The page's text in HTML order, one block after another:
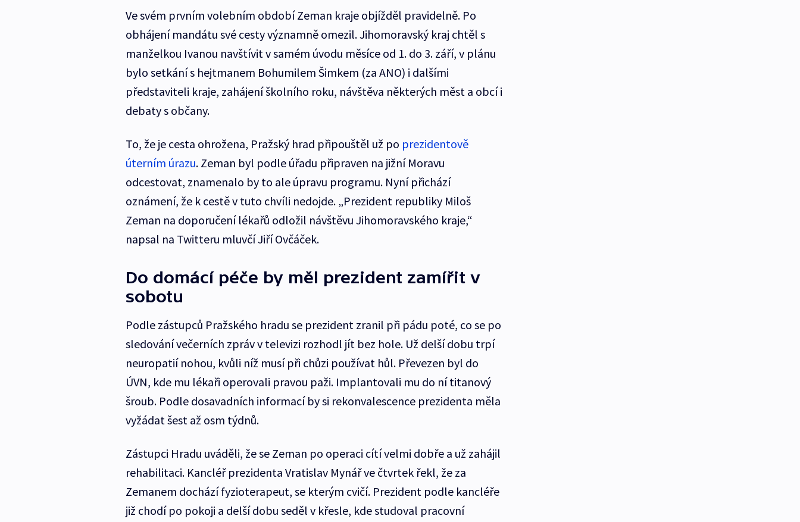
Ve svém prvním volebním období Zeman kraje objížděl pravidelně. Po
obhájení mandátu své cesty významně omezil. Jihomoravský kraj chtěl s
manželkou Ivanou navštívit v samém úvodu měsíce od 1. do 3. září, v plánu
bylo setkání s hejtmanem Bohumilem Šimkem (za ANO) i dalšími
představiteli kraje, zahájení školního roku, návštěva některých měst a obcí i
debaty s občany.
To, že je cesta ohrožena, Pražský hrad připouštěl už po prezidentově
úterním úrazu. Zeman byl podle úřadu připraven na jižní Moravu
odcestovat, znamenalo by to ale úpravu programu. Nyní přichází
oznámení, že k cestě v tuto chvíli nedojde. „Prezident republiky Miloš
Zeman na doporučení lékařů odložil návštěvu Jihomoravského kraje,“
napsal na Twitteru mluvčí Jiří Ovčáček.
Do domácí péče by měl prezident zamířit v
sobotu
Podle zástupců Pražského hradu se prezident zranil při pádu poté, co se po
sledování večerních zpráv v televizi rozhodl jít bez hole. Už delší dobu trpí
neuropatií nohou, kvůli níž musí při chůzi používat hůl. Převezen byl do
ÚVN, kde mu lékaři operovali pravou paži. Implantovali mu do ní titanový
šroub. Podle dosavadních informací by si rekonvalescence prezidenta měla
vyžádat šest až osm týdnů.
Zástupci Hradu uváděli, že se Zeman po operaci cítí velmi dobře a už zahájil
rehabilitaci. Kancléř prezidenta Vratislav Mynář ve čtvrtek řekl, že za
Zemanem dochází fyzioterapeut, se kterým cvičí. Prezident podle kancléře
již chodí po pokoji a delší dobu seděl v křesle, kde studoval pracovní